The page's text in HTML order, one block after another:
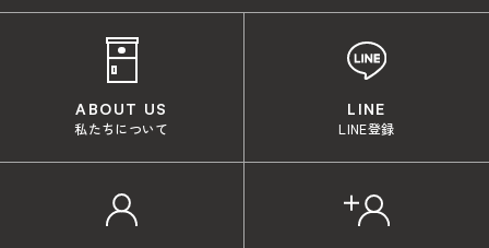
ABOUT US
私たちについて
LINE
LINE登録